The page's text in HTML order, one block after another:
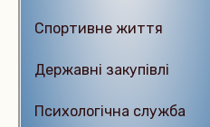
Спортивне життя
Державні закупівлі
Психологічна служба